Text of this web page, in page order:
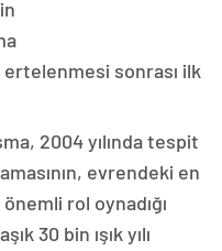
sonrası ilk
2004 yılında tespit
evrendeki en
rol oynadığı
30 bin ışık yılı